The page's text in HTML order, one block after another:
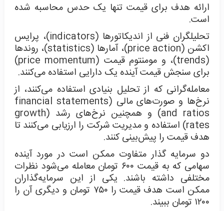
ارائه هدف برای قیمت تنها یک حدس محاسبه شده
است.
تحلیلگران فنی از اندیکاتورها (indicators)، پرایس
اکشن (price action)، آمارها (statistics)، روندها
(trends)، و مومنتوم قیمت (price momentum)
برای سنجش قیمت آینده یک دارایی استفاده می‌کنند.
معامله‌گرانی که از تحلیل بنیادی استفاده می‌کنند، از
نرخ‌ها و صورت‌های مالی (financial statements
and ratios) و همچنین نرخ‌های رشد (growth
rates) استفاده و مدیریت شرکت را ارزیابی می‌کنند تا
هدف قیمت را پیش‌بینی کنند.
دو سرمایه گذار متفاوت ممکن است در مورد آینده
سهامی که به قیمت ۶۰۰ تومان معامله می‌شود نظرات
مختلفی داشته باشند. یکی از این سرمایه‌گذاران
ممکن است هدف قیمت را ۷۵۰ تومان و دیگری آن را
۱۲۰۰ تومان ببیند.